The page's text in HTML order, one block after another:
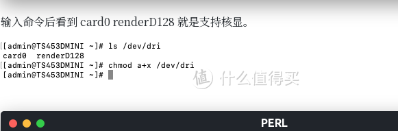
输入命令后看到 card0 renderD128 就是支持核显。